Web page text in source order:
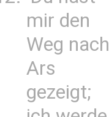
mir den
Weg nach
Ars
gezeigt;